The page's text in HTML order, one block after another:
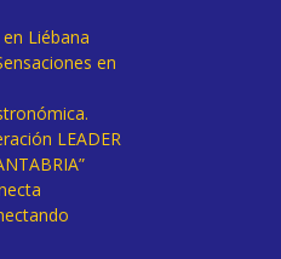
Liébana
en
LEADER